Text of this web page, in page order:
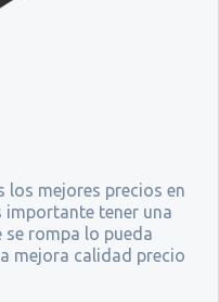
los mejores precios en
importante tener una
se rompa lo pueda
mejora calidad precio